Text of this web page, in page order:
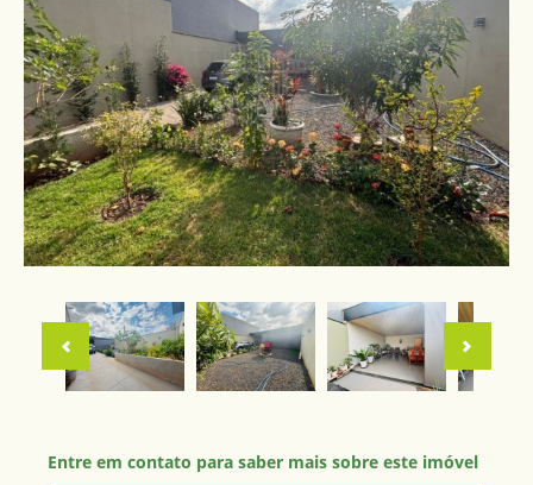
Entre em contato para saber mais sobre este imóvel